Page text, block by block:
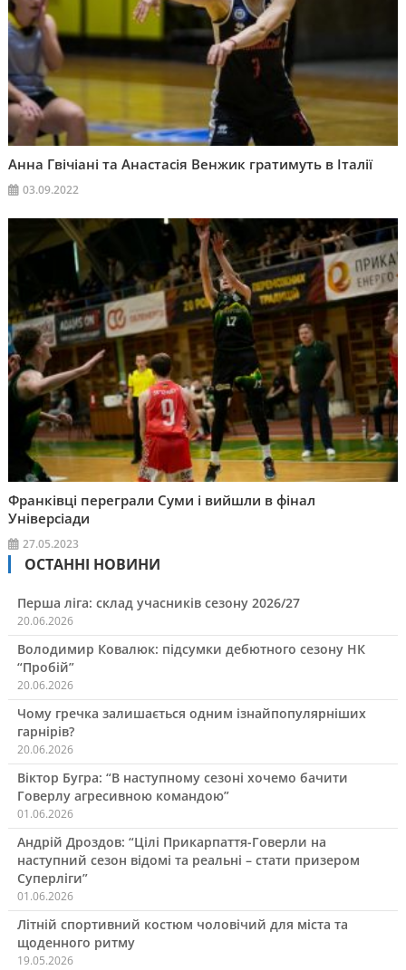
Анна Гвічіані та Анастасія Венжик гратимуть в Італії
03.09.2022
Франківці переграли Суми і вийшли в фінал
Універсіади
27.05.2023
ОСТАННІ НОВИНИ
Перша ліга: склад учасників сезону 2026/27
20.06.2026
Володимир Ковалюк: підсумки дебютного сезону НК
“Пробій”
20.06.2026
Чому гречка залишається одним ізнайпопулярніших
гарнірів?
20.06.2026
Віктор Бугра: “В наступному сезоні хочемо бачити
Говерлу агресивною командою”
01.06.2026
Андрій Дроздов: “Цілі Прикарпаття-Говерли на
наступний сезон відомі та реальні – стати призером
Суперліги”
01.06.2026
Літній спортивний костюм чоловічий для міста та
щоденного ритму
19.05.2026